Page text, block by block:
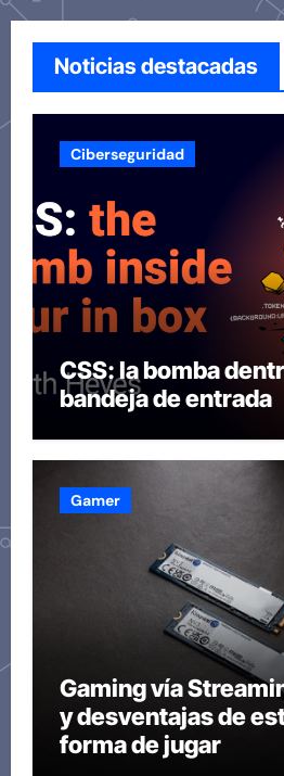
Noticias destacadas
Ciberseguridad
CSS: la bomba
bandeja de entrada
Gamer
Gaming vía
y desventajas de
forma de jugar